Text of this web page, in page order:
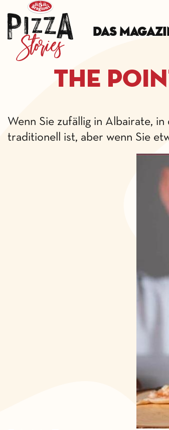
Das
The
Wenn Sie zufällig in Albairate,
traditionell ist, aber wenn Sie